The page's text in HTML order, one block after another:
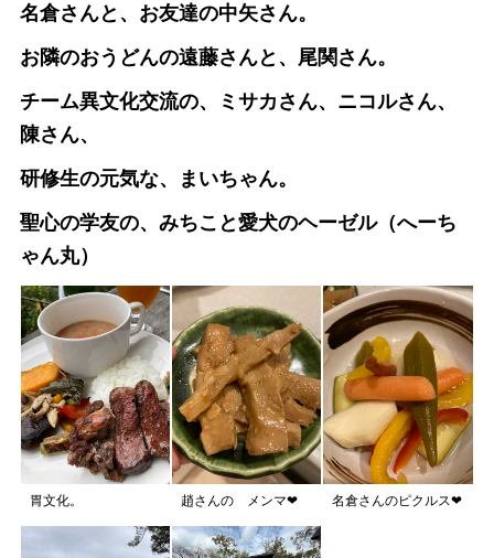
名倉さんと、お友達の中矢さん。
お隣のおうどんの遠藤さんと、尾関さん。
チーム異文化交流の、ミサカさん、ニコルさん、
陳さん、
研修生の元気な、まいちゃん。
聖心の学友の、みちこと愛犬のヘーゼル（へーち
ゃん丸）
胃文化。 趙さんの メンマ❤︎ 名倉さんのピクルス❤︎